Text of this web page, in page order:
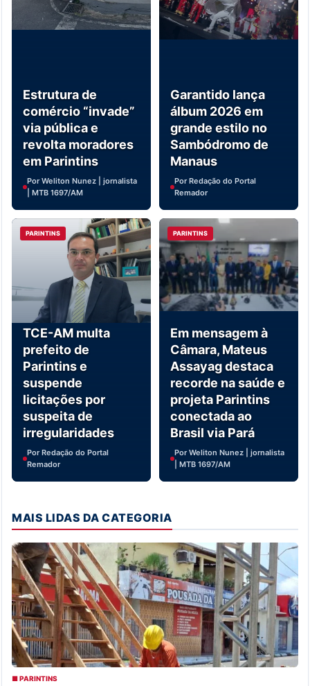
Estrutura de
comércio “invade”
via pública e
revolta moradores
em Parintins
Por Weliton Nunez | jornalista
| MTB 1697/AM
Garantido lança
álbum 2026 em
grande estilo no
Sambódromo de
Manaus
Por Redação do Portal
Remador
PARINTINS
TCE-AM multa
prefeito de
Parintins e
suspende
licitações por
suspeita de
irregularidades
Por Redação do Portal
Remador
PARINTINS
Em mensagem à
Câmara, Mateus
Assayag destaca
recorde na saúde e
projeta Parintins
conectada ao
Brasil via Pará
Por Weliton Nunez | jornalista
| MTB 1697/AM
MAIS LIDAS DA CATEGORIA
■ PARINTINS